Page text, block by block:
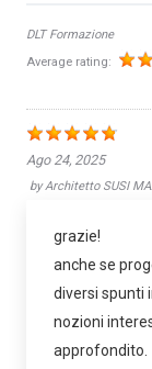
DLT Formazione
Average rating:
Ago 24, 2025
byArchitetto SUSI
grazie!
anche se
diversi spunti
nozioni
approfondito.